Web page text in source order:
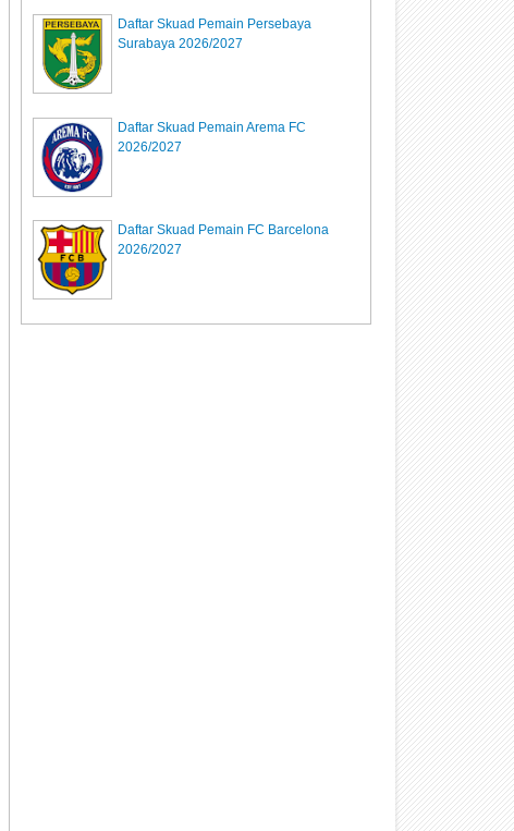
Daftar Skuad Pemain Persebaya
Surabaya 2026/2027
Daftar Skuad Pemain Arema FC
2026/2027
Daftar Skuad Pemain FC Barcelona
2026/2027